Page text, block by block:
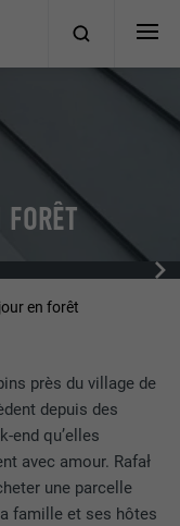
en forêt
près du village de
depuis des
end qu’elles
avec amour. Rafał
une parcelle
famille et ses hôtes